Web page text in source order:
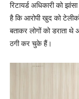
रिटायर्ड अधिकारी को
है कि आरोपी खुद को
बताकर लोगों को डराता
ठगी कर चुके हैं।